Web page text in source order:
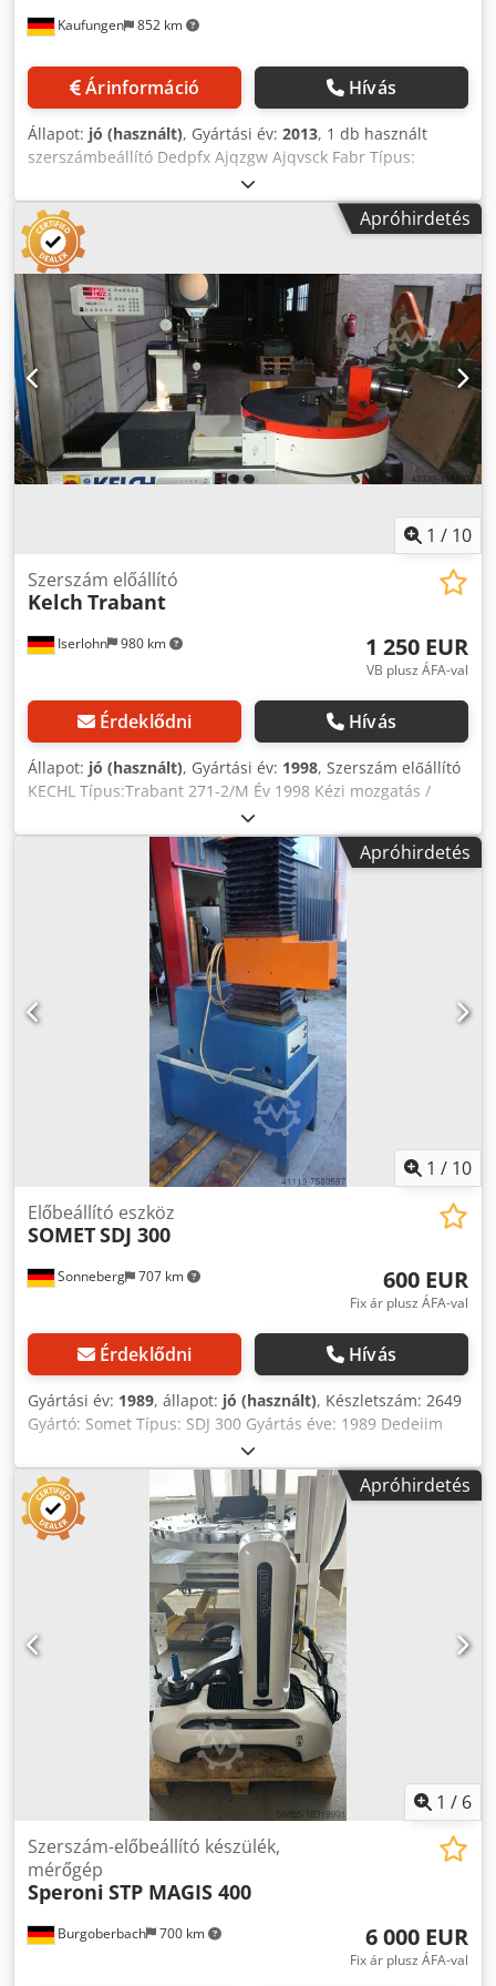
pneumatikus rögzítéssel - Fém alszerkezet 3 fiókkal
állapot
Kaufungen 852 km
Árinformáció Hívás
Állapot: jó (használt), Gyártási év: 2013, 1 db használt
szerszámbeállító Dedpfx Ajqzgw Ajqvsck Fabr Típus:
Microset Vio 210 Gyártási év 2013 Sorozatszám:
99510021418 Mérési tartomány X-tengely 410 mm Mérési
tartomány Z-tengely 465 mm munkapaddal, asztal alatt,
1400 mm széles, integrált Teleszkópos fiókos szekrény, 5
fiók, 15" Terra monitorral, billentyűzettel, egérrel, Dymo
450 címkenyomtatóval
Apróhirdetés
1 / 10
Iserlohn 980 km
Szerszám előállító
Kelch Trabant
1 250 EUR
VB plusz ÁFA-val
Érdeklődni Hívás
Állapot: jó (használt), Gyártási év: 1998, Szerszám előállító
KECHL Típus:Trabant 271-2/M Év 1998 Kézi mozgatás /
kézikerékkel / gombos előtolás és gyorstolás.
Menettávolság : X/Y 270 mm Dsdpfx Aqjr H D N Aovock Jó
állapotban . Dokumentáció rendelkezésre áll .Apróhirdetés
1 / 10
Sonneberg 707 km
Előbeállító eszköz
SOMETSDJ 300
600 EUR
Fix ár plusz ÁFA-val
Érdeklődni Hívás
Gyártási év: 1989, állapot: jó (használt), Készletszám: 2649
Gyártó: Somet Típus: SDJ 300 Gyártás éve: 1989 Dedeiim
Szepfx Aqvock Gépszám: K017 200 Mérhető
szerszámátmérő: Ø 6 - 300 mm Mérhető szerszámhossz:
40 - 500 mm Pontosság: 0,002 mm Tartozékok: 1x
cserélhető foglalat ISO 40 1x cserélhető foglalat ISO 45 1x
cserélhető foglalat ISO 50 1x ISO 50-es mérőcső Méretek:
1,000 x 600 x 1,850 mm Tömeg: kb. 0,3 t
Apróhirdetés
1 / 6
Burgoberbach 700 km
Szerszám-előbeállító készülék,
mérőgép
Speroni STP MAGIS 400
6 000 EUR
Fix ár plusz ÁFA-val